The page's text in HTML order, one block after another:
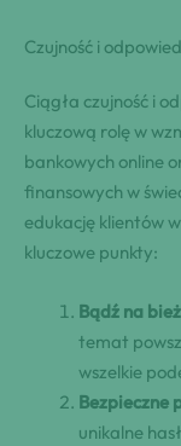
Czujność i
Ciągła czujność i
kluczową rolę w
bankowych online
finansowych w
edukację klientów
kluczowe punkty:
Bądź na
temat
wszelkie
Bezpieczne
unikalne